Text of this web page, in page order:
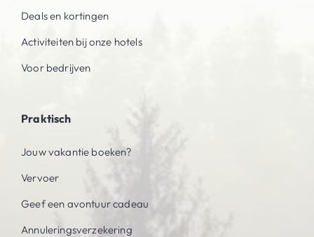
Deals en kortingen
Activiteiten bij onze hotels
Voor bedrijven
Praktisch
Jouw vakantie boeken?
Vervoer
Geef een avontuur cadeau
Annuleringsverzekering